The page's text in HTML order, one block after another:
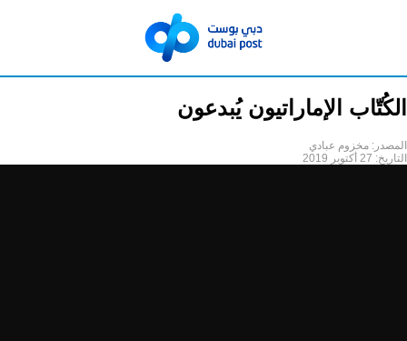
الكُتّاب الإماراتيون يُبدعون
المصدر: مخزوم عبادي
التاريخ: 27 أكتوبر 2019